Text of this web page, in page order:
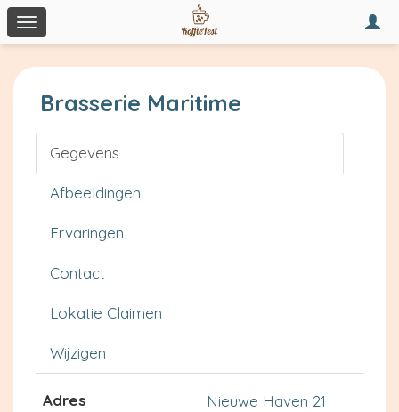
Toggle
navigation
Brasserie Maritime
Gegevens
Afbeeldingen
Ervaringen
Contact
Lokatie Claimen
Wijzigen
Adres
Nieuwe Haven 21